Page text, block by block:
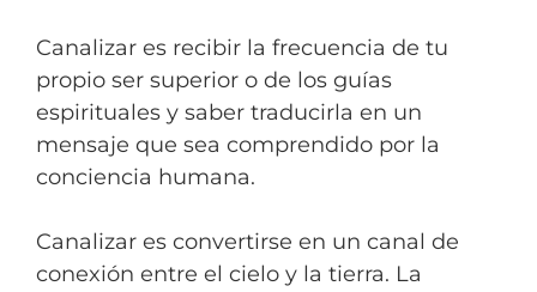
Canalizar es recibir la frecuencia de tu
propio ser superior o de los guías
espirituales y saber traducirla en un
mensaje que sea comprendido por la
conciencia humana.
Canalizar es convertirse en un canal de
conexión entre el cielo y la tierra. La